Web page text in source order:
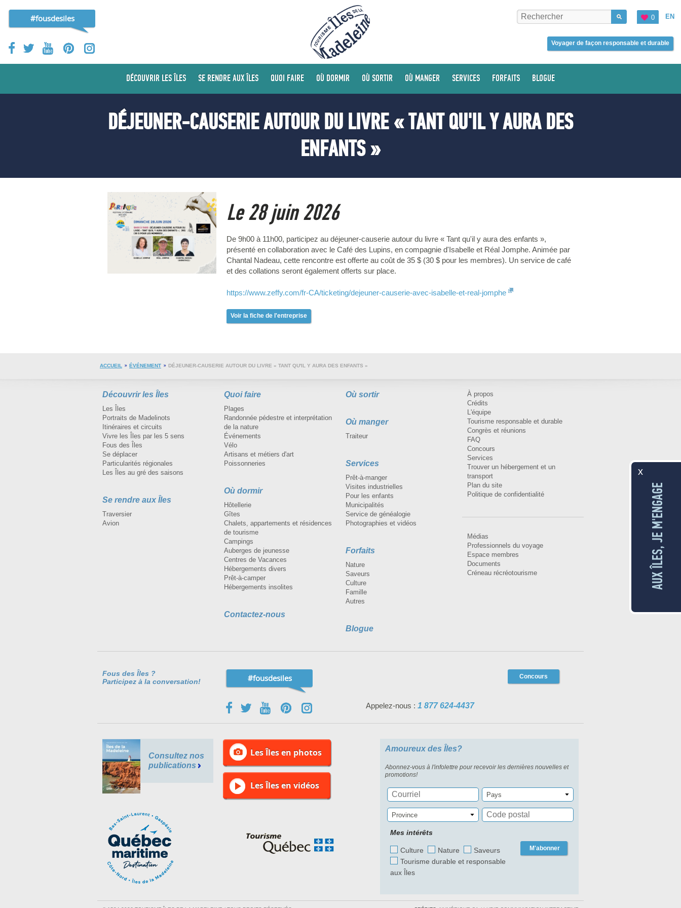
#fousdesiles EN
0
Voyager de façon responsable et durable
DÉCOUVRIR LES ÎLES SE RENDRE AUX ÎLES QUOI FAIRE OÙ DORMIR OÙ SORTIR OÙ MANGER SERVICES FORFAITS BLOGUE
DÉJEUNER-CAUSERIE AUTOUR DU LIVRE « TANT QU'IL Y AURA DES
ENFANTS »
Le 28 juin 2026
De 9h00 à 11h00, participez au déjeuner-causerie autour du livre « Tant qu'il y aura des enfants »,
présenté en collaboration avec le Café des Lupins, en compagnie d'Isabelle et Réal Jomphe. Animée par
Chantal Nadeau, cette rencontre est offerte au coût de 35 $ (30 $ pour les membres). Un service de café
et des collations seront également offerts sur place.
https://www.zeffy.com/fr-CA/ticketing/dejeuner-causerie-avec-isabelle-et-real-jomphe
Voir la fiche de l'entreprise
ACCUEIL ÉVÉNEMENT DÉJEUNER-CAUSERIE AUTOUR DU LIVRE « TANT QU'IL Y AURA DES ENFANTS »
Découvrir les Îles
Les Îles
Portraits de Madelinots
Itinéraires et circuits
Vivre les Îles par les 5 sens
Fous des Îles
Se déplacer
Particularités régionales
Les Îles au gré des saisons
Se rendre aux Îles
Traversier
Avion
Quoi faire
Plages
Randonnée pédestre et interprétation
de la nature
Événements
Vélo
Artisans et métiers d'art
Poissonneries
Où dormir
Hôtellerie
Gîtes
Chalets, appartements et résidences
de tourisme
Campings
Auberges de jeunesse
Centres de Vacances
Hébergements divers
Prêt-à-camper
Hébergements insolites
Contactez-nous
Où sortir
Où manger
Traiteur
Services
Prêt-à-manger
Visites industrielles
Pour les enfants
Municipalités
Service de généalogie
Photographies et vidéos
Forfaits
Nature
Saveurs
Culture
Famille
Autres
Blogue
À propos
Crédits
L'équipe
Tourisme responsable et durable
Congrès et réunions
FAQ
Concours
Services
Trouver un hébergement et un
transport
Plan du site
Politique de confidentialité
Médias
Professionnels du voyage
Espace membres
Documents
Créneau récréotourisme
Fous des Îles ?
Participez à la conversation!
#fousdesiles Concours
Appelez-nous : 1 877 624-4437
Consultez nos
publications
Les Îles en photos
Les Îles en vidéos
Amoureux des Îles?
Abonnez-vous à l'infolettre pour recevoir les dernières nouvelles et
promotions!
Pays
Province
Mes intérêts
Culture Nature
Saveurs
Tourisme durable et responsable
aux Îles
M'abonner
x
AUX ÎLES, JE M'ENGAGE